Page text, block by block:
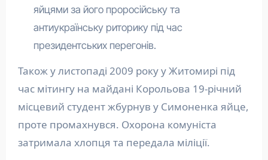
яйцями за його проросійську та
антиукраїнську риторику під час
президентських перегонів.
Також у листопаді 2009 року у Житомирі під
час мітингу на майдані Корольова 19-річний
місцевий студент жбурнув у Симоненка яйце,
проте промахнувся. Охорона комуніста
затримала хлопця та передала міліції.